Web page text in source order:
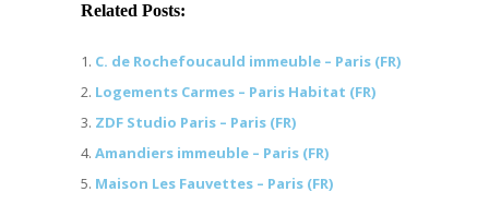
Related Posts:
C. de Rochefoucauld immeuble – Paris (FR)
Logements Carmes – Paris Habitat (FR)
ZDF Studio Paris – Paris (FR)
Amandiers immeuble – Paris (FR)
Maison Les Fauvettes – Paris (FR)